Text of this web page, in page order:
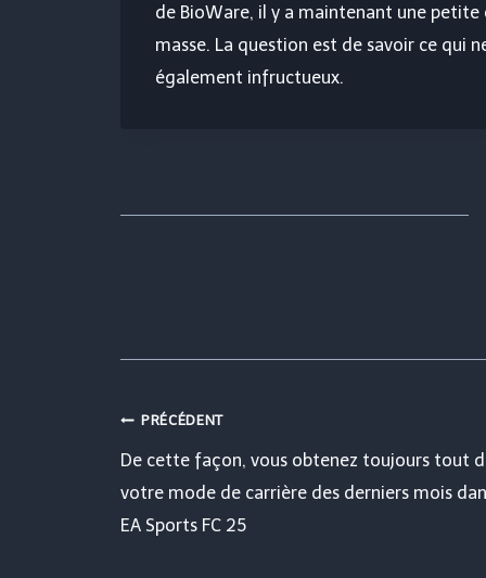
de BioWare, il y a maintenant une
masse. La question est de savoir ce qui
également infructueux.
Navigation
de
PRÉCÉDENT
De cette façon, vous obtenez toujours tout
votre mode de carrière des derniers mois
EA Sports FC 25